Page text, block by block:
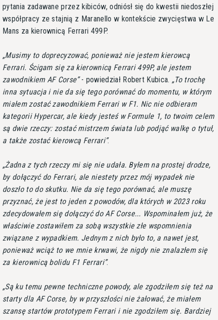
pytania zadawane przez kibiców, odniósł się do kwestii niedoszłej
współpracy ze stajnią z Maranello w kontekście zwycięstwa w Le
Mans za kierownicą Ferrari 499P.
Musimy to doprecyzować, ponieważ nie jestem kierowcą
Ferrari. Ścigam się za kierownicą Ferrari 499P, ale jestem
zawodnikiem AF Corse - powiedział Robert Kubica.
To trochę
inna sytuacja i nie da się tego porównać do momentu, w którym
miałem zostać zawodnikiem Ferrari w F1. Nic nie odbieram
kategorii Hypercar, ale kiedy jesteś w Formule 1, to twoim celem
są dwie rzeczy: zostać mistrzem świata lub podjąć walkę o tytuł,
a także zostać kierowcą Ferrari .
Żadna z tych rzeczy mi się nie udała. Byłem na prostej drodze,
by dołączyć do Ferrari, ale niestety przez mój wypadek nie
doszło to do skutku. Nie da się tego porównać, ale muszę
przyznać, że jest to jeden z powodów, dla których w 2023 roku
zdecydowałem się dołączyć do AF Corse... Wspominałem już, że
właściwie zostawiłem za sobą wszystkie złe wspomnienia
związane z wypadkiem. Jednym z nich było to, a nawet jest,
ponieważ wciąż to we mnie krwawi, że nigdy nie znalazłem się
za kierownicą bolidu F1 Ferrari .
Są ku temu pewne techniczne powody, ale zgodziłem się też na
starty dla AF Corse, by w przyszłości nie żałować, że miałem
szansę startów prototypem Ferrari i nie zgodziłem się. Bardziej